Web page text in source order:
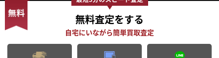
無料査定をする